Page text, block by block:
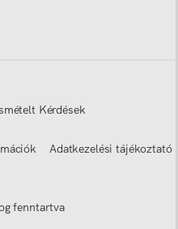
Kérdések
Adatkezelési tájékoztató
fenntartva